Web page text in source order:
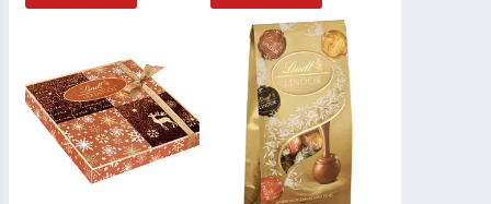
Inhalt: 125g, Sorten:
Weißer